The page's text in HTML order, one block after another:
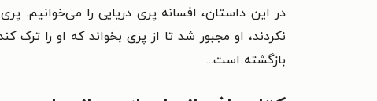
در این داستان، افسانه پری دریایی را می‌خوانیم.
نکردند، او مجبور شد تا از پری بخواند که او را
بازگشته است...